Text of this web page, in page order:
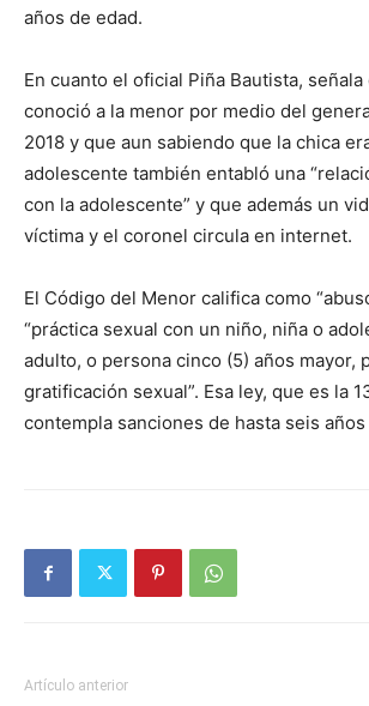
años de edad.
En cuanto el oficial Piña Bautista,
conoció a la menor por medio del
2018 y que aun sabiendo que la chica
adolescente también entabló una
con la adolescente” y que además un
víctima y el coronel circula en internet.
El Código del Menor califica como
“práctica sexual con un niño, niña o
adulto, o persona cinco (5) años mayor,
gratificación sexual”. Esa ley, que es la
contempla sanciones de hasta seis
Artículo anterior